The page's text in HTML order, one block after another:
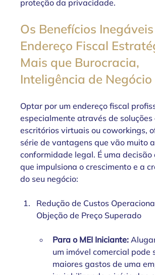
proteção da privacidade.
Os Benefícios
Endereço Fiscal
Mais que Burocracia,
Inteligência de Negócio
Optar por um endereço fiscal
especialmente através de soluções
escritórios virtuais ou coworkings,
série de vantagens que vão muito
conformidade legal. É uma
que impulsiona o crescimento e a
do seu negócio:
Redução de Custos
Objeção de Preço Superado
Para o MEI Iniciante:
um imóvel comercial pode
maiores gastos de uma